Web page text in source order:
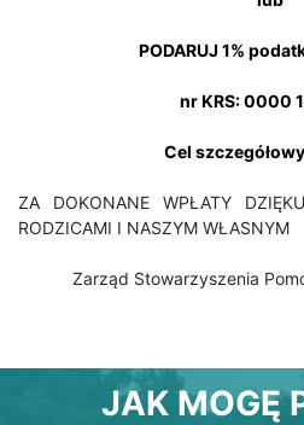
PODARUJ 1%
nr KRS: 0000
Cel
ZA DOKONANE WPŁATY
RODZICAMI I NASZYM WŁASNYM
Zarząd Stowarzyszenia
JAK MOGĘ